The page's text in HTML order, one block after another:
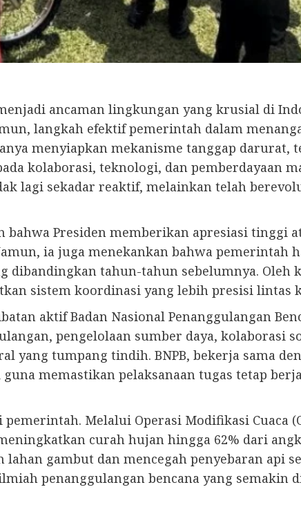
ancaman lingkungan yang krusial di
langkah efektif pemerintah dalam
menyiapkan mekanisme tanggap darurat,
kolaborasi, teknologi, dan pemberdayaan
lagi sekadar reaktif, melainkan telah
bahwa Presiden memberikan apresiasi tinggi
ia juga menekankan bahwa pemerintah
tahun-tahun sebelumnya. Oleh
sistem koordinasi yang lebih presisi lintas
aktif Badan Nasional Penanggulangan
pengelolaan sumber daya, kolaborasi
yang tumpang tindih. BNPB, bekerja sama
memastikan pelaksanaan tugas tetap
Melalui Operasi Modifikasi Cuaca
curah hujan hingga 62% dari
gambut dan mencegah penyebaran api
penanggulangan bencana yang semakin